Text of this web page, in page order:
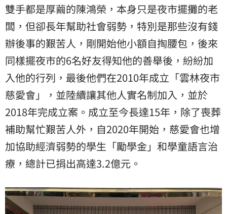
雙手都是厚繭的陳鴻榮，本身只是夜市擺攤的老
闆，但卻長年幫助社會弱勢，特別是那些沒有錢
辦後事的艱苦人，剛開始他小額自掏腰包，後來
同樣擺夜市的6名好友得知他的善舉後，紛紛加
入他的行列，最後他們在2010年成立「雲林夜市
慈愛會」，並陸續讓其他人實名制加入，並於
2018年完成立案。成立至今長達15年，除了喪葬
補助幫忙艱苦人外，自2020年開始，慈愛會也增
加協助經濟弱勢的學生「勵學金」和學童語言治
療，總計已捐出高達3.2億元。